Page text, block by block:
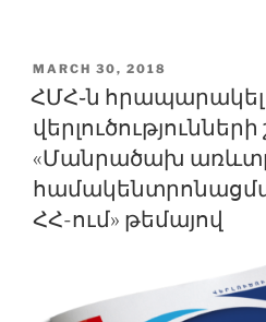
POSTED
ON
MARCH 30, 2018
ՀՄՀ֊ն հրապարակել
«Մանրածախ
ՀՀ-ում» թեմայով